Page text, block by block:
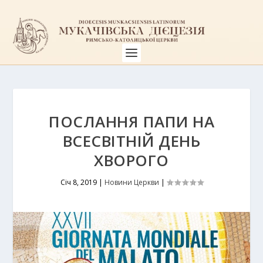
ПОСЛАННЯ ПАПИ НА
ВСЕСВІТНІЙ ДЕНЬ
ХВОРОГО
Січ 8, 2019| Новини Церкви |